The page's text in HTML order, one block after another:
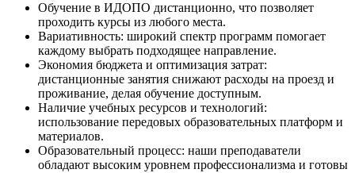
Обучение в ИДОПО дистанционно, что позволяет
проходить курсы из любого места.
Вариативность: широкий спектр программ помогает
каждому выбрать подходящее направление.
Экономия бюджета и оптимизация затрат:
дистанционные занятия снижают расходы на проезд и
проживание, делая обучение доступным.
Наличие учебных ресурсов и технологий:
использование передовых образовательных платформ и
материалов.
Образовательный процесс: наши преподаватели
обладают высоким уровнем профессионализма и готовы